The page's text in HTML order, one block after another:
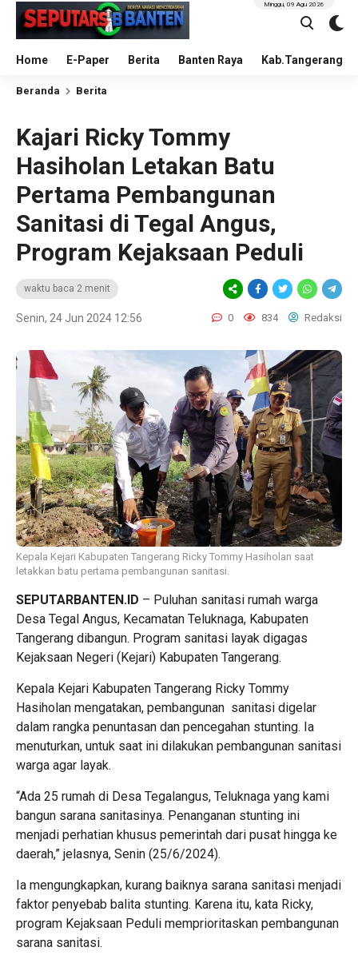
Home E-Paper Berita Banten Raya Kab.Tangerang
Minggu, 09 Agu 2026
Beranda Berita
Kajari Ricky Tommy
Hasiholan Letakan Batu
Pertama Pembangunan
Sanitasi di Tegal Angus,
Program Kejaksaan Peduli
waktu baca 2 menit
Senin, 24 Jun 2024 12:56 0 834 Redaksi
Kepala Kejari Kabupaten Tangerang Ricky Tommy Hasiholan saat
letakkan batu pertama pembangunan sanitasi.
SEPUTARBANTEN.ID – Puluhan sanitasi rumah warga
Desa Tegal Angus, Kecamatan Teluknaga, Kabupaten
Tangerang dibangun. Program sanitasi layak digagas
Kejaksaan Negeri (Kejari) Kabupaten Tangerang.
Kepala Kejari Kabupaten Tangerang Ricky Tommy
Hasiholan mengatakan, pembangunan sanitasi digelar
dalam rangka penuntasan dan pencegahan stunting. Ia
menuturkan, untuk saat ini dilakukan pembangunan sanitasi
warga agar layak.
“Ada 25 rumah di Desa Tegalangus, Teluknaga yang kami
bangun sarana sanitasinya. Penanganan stunting ini
menjadi perhatian khusus pemerintah dari pusat hingga ke
daerah,” jelasnya, Senin (25/6/2024).
Ia mengungkapkan, kurang baiknya sarana sanitasi menjadi
faktor penyebab balita stunting. Karena itu, kata Ricky,
program Kejaksaan Peduli memprioritaskan pembangunan
sarana sanitasi.